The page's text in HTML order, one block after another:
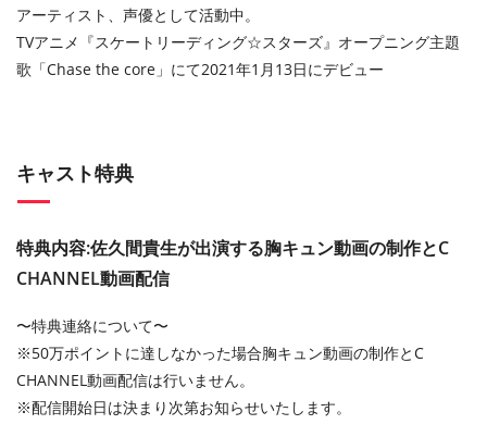
アーティスト、声優として活動中。
TVアニメ『スケートリーディング☆スターズ』オープニング主題
歌「Chase the core」にて2021年1月13日にデビュー
キャスト特典
特典内容:佐久間貴生が出演する胸キュン動画の制作とC
CHANNEL動画配信
〜特典連絡について〜
※50万ポイントに達しなかった場合胸キュン動画の制作とC
CHANNEL動画配信は行いません。
※配信開始日は決まり次第お知らせいたします。